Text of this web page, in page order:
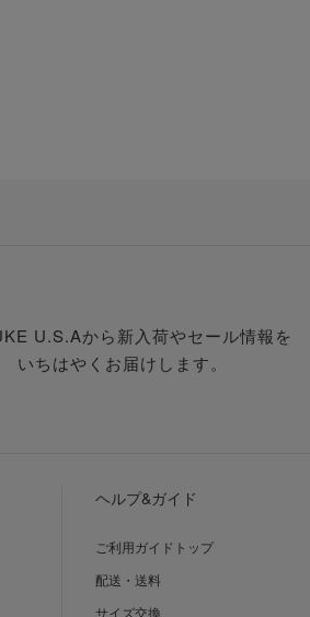
U.S.Aから新入荷やセール情報を
いちはやくお届けします。
ヘルプ&ガイド
ご利用ガイドトップ
配送・送料
サイズ交換